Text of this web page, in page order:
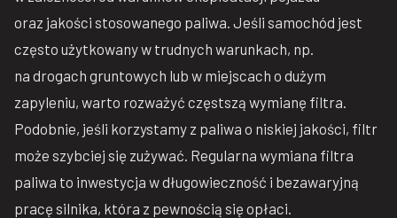
oraz jakości stosowanego paliwa. Jeśli samochód jest
często użytkowany w trudnych warunkach, np.
na drogach gruntowych lub w miejscach o dużym
zapyleniu, warto rozważyć częstszą wymianę filtra.
Podobnie, jeśli korzystamy z paliwa o niskiej jakości, filtr
może szybciej się zużywać. Regularna wymiana filtra
paliwa to inwestycja w długowieczność i bezawaryjną
pracę silnika, która z pewnością się opłaci.